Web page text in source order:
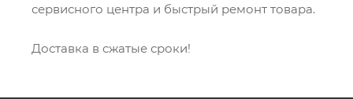
сервисного центра и быстрый ремонт товара.
Доставка в сжатые сроки!